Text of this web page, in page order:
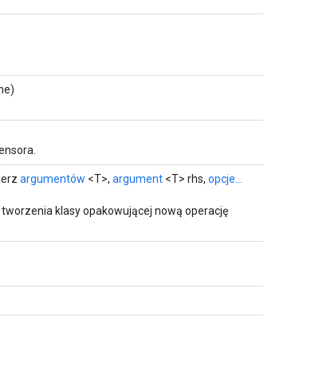
argumentów <T>, argument <T> rhs, opcje...
klasy opakowującej nową operację